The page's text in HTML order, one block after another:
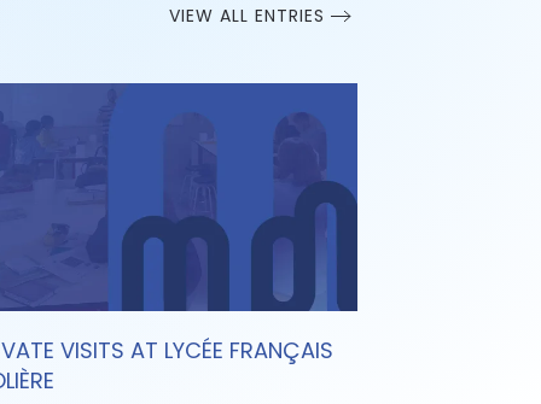
VIEW ALL ENTRIES
VISITS AT LYCÉE FRANÇAIS